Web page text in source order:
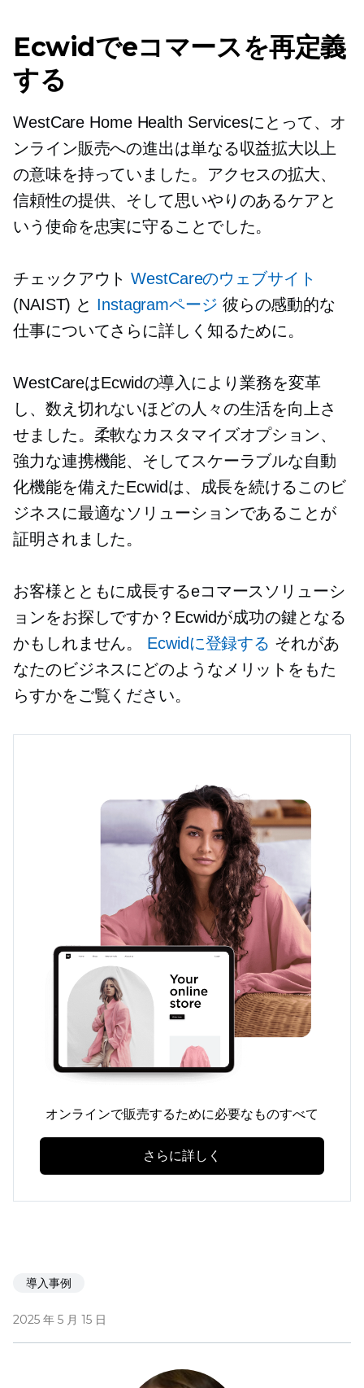
Ecwidでeコマースを再定義
する
WestCare Home Health Servicesにとって、オ
ンライン販売への進出は単なる収益拡大以上
の意味を持っていました。アクセスの拡大、
信頼性の提供、そして思いやりのあるケアと
いう使命を忠実に守ることでした。
チェックアウトWestCareのウェブサイト
(NAIST) と Instagramページ 彼らの感動的な
仕事についてさらに詳しく知るために。
WestCareはEcwidの導入により業務を変革
し、数え切れないほどの人々の生活を向上さ
せました。柔軟なカスタマイズオプション、
強力な連携機能、そしてスケーラブルな自動
化機能を備えたEcwidは、成長を続けるこのビ
ジネスに最適なソリューションであることが
証明されました。
お客様とともに成長するeコマースソリューシ
ョンをお探しですか？Ecwidが成功の鍵となる
かもしれません。 Ecwidに登録する それがあ
なたのビジネスにどのようなメリットをもた
らすかをご覧ください。
オンラインで販売するために必要なものすべて
さらに詳しく
導入事例
2025 年 5 月 15 日